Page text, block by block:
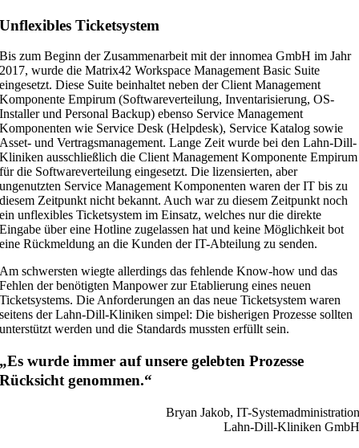
Unflexibles Ticketsystem
Bis zum Beginn der Zusammenarbeit mit der innomea GmbH im Jahr
2017, wurde die Matrix42 Workspace Management Basic Suite
eingesetzt. Diese Suite beinhaltet neben der Client Management
Komponente Empirum (Softwareverteilung, Inventarisierung, OS-
Installer und Personal Backup) ebenso Service Management
Komponenten wie Service Desk (Helpdesk), Service Katalog sowie
Asset- und Vertragsmanagement. Lange Zeit wurde bei den Lahn-Dill-
Kliniken ausschließlich die Client Management Komponente Empirum
für die Softwareverteilung eingesetzt. Die lizensierten, aber
ungenutzten Service Management Komponenten waren der IT bis zu
diesem Zeitpunkt nicht bekannt. Auch war zu diesem Zeitpunkt noch
ein unflexibles Ticketsystem im Einsatz, welches nur die direkte
Eingabe über eine Hotline zugelassen hat und keine Möglichkeit bot
eine Rückmeldung an die Kunden der IT-Abteilung zu senden.
Am schwersten wiegte allerdings das fehlende Know-how und das
Fehlen der benötigten Manpower zur Etablierung eines neuen
Ticketsystems. Die Anforderungen an das neue Ticketsystem waren
seitens der Lahn-Dill-Kliniken simpel: Die bisherigen Prozesse sollten
unterstützt werden und die Standards mussten erfüllt sein.
„Es wurde immer auf unsere gelebten Prozesse
Rücksicht genommen.“
Bryan Jakob, IT-Systemadministration
Lahn-Dill-Kliniken GmbH